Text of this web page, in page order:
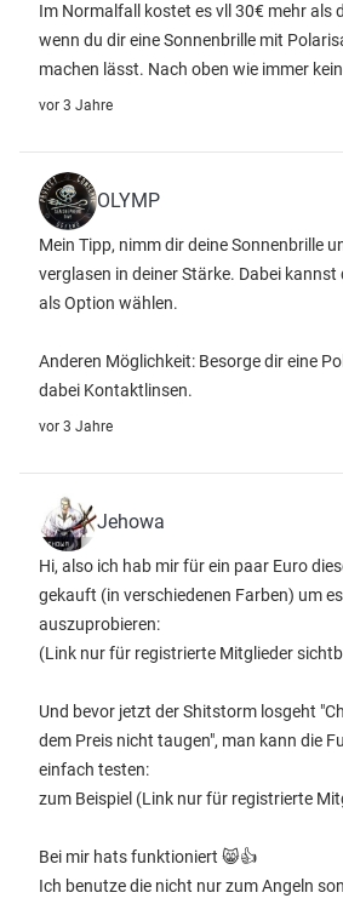
Im Normalfall kostet es vll 30€ mehr als
wenn du dir eine Sonnenbrille mit
machen lässt. Nach oben wie immer
vor 3 Jahre
OLYMP
Mein Tipp, nimm dir deine Sonnenbrille
verglasen in deiner Stärke. Dabei
als Option wählen.
Anderen Möglichkeit: Besorge dir eine
dabei Kontaktlinsen.
vor 3 Jahre
Jehowa
Hi, also ich hab mir für ein paar Euro
gekauft (in verschiedenen Farben) um
auszuprobieren:
(Link nur für registrierte Mitglieder
Und bevor jetzt der Shitstorm losgeht
dem Preis nicht taugen", man kann die
einfach testen:
zum Beispiel (Link nur für registrierte
Bei mir hats funktioniert 😸👍
Ich benutze die nicht nur zum Angeln